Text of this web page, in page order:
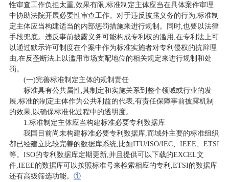
性审查工作负担太重,效果有限,标准制定主体应当在具体案件审理
中协助法院开展必要性审查工作。对于违反披露义务的行为,标准制
定主体应当构建适当的内部惩罚措施来进行规制。同时,也要以法律
手段兜底。违反事前披露义务可能构成专利权的滥用,在专利法上可
以通过默示许可制度在个案中作为标准实施者对专利侵权的抗辩理
由,在反垄断法上以滥用市场支配地位的相关规定来进行规制和处
罚。
(一)完善标准制定主体的规制责任
标准具有公共属性,其制定和实施关系到整个领域或行业的发
展,标准的制定主体作为公共利益的代表,有责任保障事前披露机制
的效果,以确保标准化过程中的透明度。
1.标准制定主体应当构建标准必要专利数据库
我国目前尚未构建标准必要专利数据库,而域外主要的标准组织
都已经建立比较完善的数据库系统,比如ITU/ISO/IEC、IEEE、ETSI
等。ISO的专利数据库定期更新,并且提供可以下载的EXCEL文
件,IEEE的数据库可以按照标准号来检索相应的专利,ETSI的数据库
还有高级筛选功能。 ①